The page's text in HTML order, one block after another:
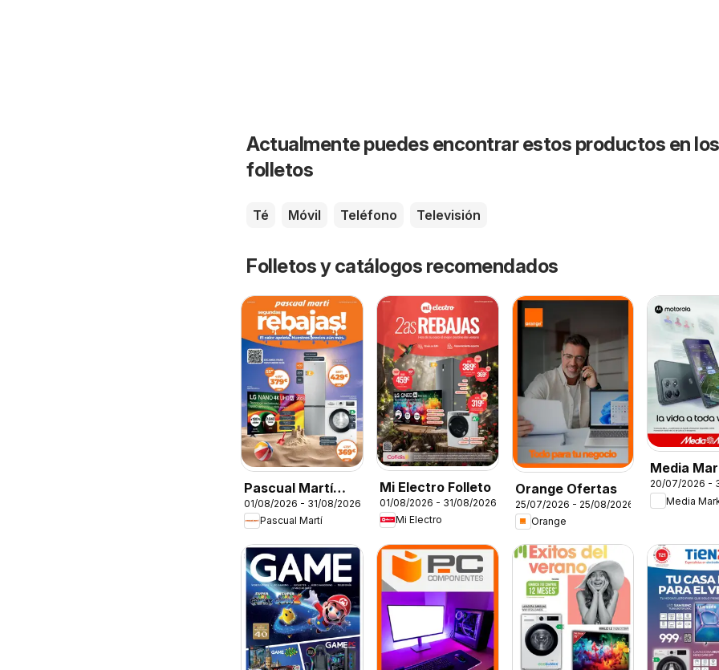
Actualmente puedes encontrar estos productos en los
folletos
Té Móvil Teléfono Televisión
Folletos y catálogos recomendados
Pascual Martí
Folleto
01/08/2026 - 31/08/2026
Pascual Martí
Mi Electro Folleto
01/08/2026 - 31/08/2026
Mi Electro
Orange Ofertas
25/07/2026 - 25/08/2026
Orange
Media
Folleto
20/07/2026 -
Media